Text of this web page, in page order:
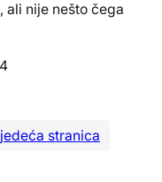
ali nije nešto čega
stranica